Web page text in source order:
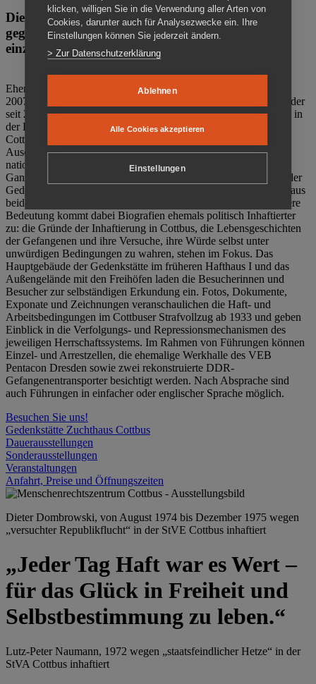
Die Gedenkstätte Zuchthaus Cottbus ist ein Ort
gegen das Vergessen. Anschaulich, nah und
einzigartig.
Ehemalige politische Häftlinge der DDR gründeten im Oktober
2007 den Verein Menschenrechtszentrum Cottbus e. V. (MRZ), der
seit 2011 Eigentümer des ehemaligen Gefängnisses (1860-2002) in
der Bautzener Straße und Träger der Gedenkstätte Zuchthaus
Cottbus ist. Im Zentrum der Arbeit der Gedenkstätte steht die
Auseinandersetzung mit politischem Unrecht während der
nationalsozialistischen Terrorherrschaft und der SED-Diktatur.
Ganzjährig zeigen mehrere Dauer- und Sonderausstellungen in der
Gedenkstätte Zuchthaus Cottbus Beispiele politischen Unrechts aus
beiden deutschen Diktaturen des 20. Jahrhunderts. Eine besondere
Bedeutung kommt dabei Biografien ehemals politisch Inhaftierter
zu: die Gründe der Inhaftierung in Cottbus, die Lebensgeschichten
der Gefangenen und ihre Versuche, ihre Würde selbst unter
unwürdigen Bedingungen zu wahren, stehen im Fokus. Das
Hauptgebäude der Gedenkstätte im früheren Hafthaus I und das
Außengelände mit den Freihöfen laden die Besucherinnen und
Besucher zur selbständigen Erkundung ein. Fotos, Dokumente,
Exponate und Zeichnungen veranschaulichen die Haft- und
Arbeitsbedingungen im Cottbuser Strafvollzug ab 1933 und geben
Einblick in die Verfolgungs- und Repressionsmechanismen des
jeweiligen Herrschaftssystems. Im Rahmen von Führungen können
Einzel- und Arrestzellen, die ehemalige Werkhalle des VEB
Pentacon Dresden sowie zwei rekonstruierte DDR-
Gefangenentransporter besichtigt werden. Nach Absprache sind
auch Führungen in einfacher oder englischer Sprache möglich.
Besuchen Sie uns!
Gedenkstätte Zuchthaus Cottbus
Dauerausstellungen
Sonderausstellungen
Veranstaltungen
Anfahrt, Preise und Öffnungszeiten
Dieter Dombrowski, von August 1974 bis Dezember 1975 wegen
„versuchter Republikflucht“ in der StVE Cottbus inhaftiert
„Jeder Tag Haft war es Wert –
für das Glück in Freiheit und
Selbstbestimmung zu leben.“
Lutz-Peter Naumann, 1972 wegen „staatsfeindlicher Hetze“ in der
StVA Cottbus inhaftiert
klicken, willigen Sie in die Verwendung aller Arten von
Cookies, darunter auch für Analysezwecke ein. Ihre
Einstellungen können Sie jederzeit ändern.
> Zur Datenschutzerklärung
Ablehnen
Alle Cookies akzeptieren
Einstellungen